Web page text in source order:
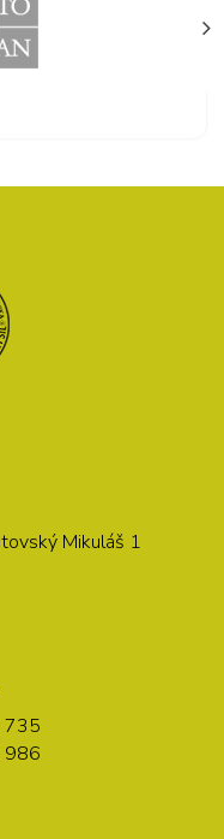
Mikuláš 1
735
986